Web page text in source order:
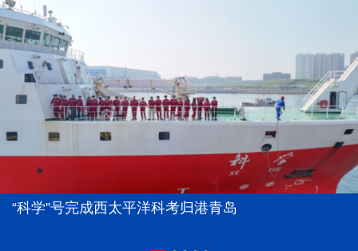
“科学”号完成西太平洋科考归港青岛